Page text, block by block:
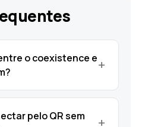
o coexistence e
pelo QR sem